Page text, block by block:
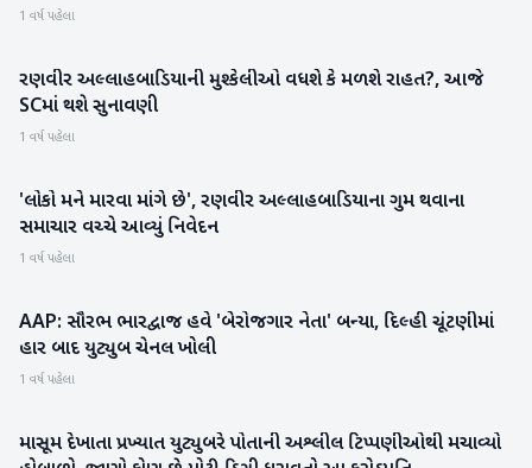
1 વર્ષ પહેલા
રાષ્ટ્રીય
રણવીર અલ્લાહબાડિયાની મુશ્કેલીઓ વધશે કે મળશે રાહત?, આજે
SCમાં થશે સુનાવણી
1 વર્ષ પહેલા
મનોરંજન
'લોકો મને મારવા માંગે છે', રણવીર અલ્લાહબાડિયાના ગુમ થવાના
સમાચાર વચ્ચે આવ્યું નિવેદન
1 વર્ષ પહેલા
રાષ્ટ્રીય
AAP: સૌરભ ભારદ્વાજ હવે 'બેરોજગાર નેતા' બન્યા, દિલ્હી ચૂંટણીમાં
હાર બાદ યુટ્યુબ ચેનલ ખોલી
1 વર્ષ પહેલા
રાષ્ટ્રીય
માસૂમ દેખાતા પ્રખ્યાત યુટ્યુબરે પોતાની અશ્લીલ ટિપ્પણીઓથી મચાવ્યો